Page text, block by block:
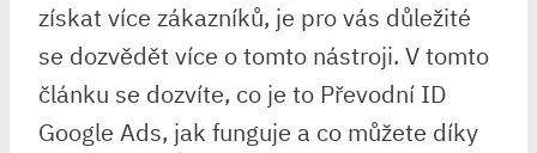
získat více zákazníků, je pro vás důležité
se dozvědět více o tomto nástroji. V tomto
článku se dozvíte, co je to Převodní ID
Google Ads, jak funguje a co můžete díky